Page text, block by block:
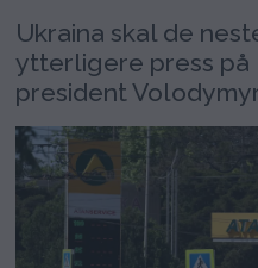
Ukraina skal de
ytterligere press på
president